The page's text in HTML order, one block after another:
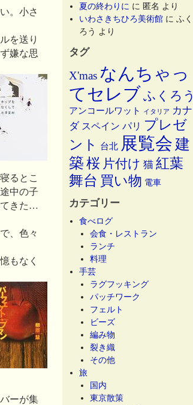
。小さ
を送り
嫌な思
るとこ
中の子
てきた…
、色々
もなく
ーが集
夏の終わりに に匿名 より
いわさきちひろ美術館 にふく
ろう より
タグ
X'mas なんちゃっ
てセレブ ふくろう
アンコールワット イタリア
カナ
ダ スペイン パリ プレゼ
ント
台北 展覧会 建
築桜 片付け 猫 紅葉
舞台 買い物 電車
カテゴリー
食べログ
会食・レストラン
ランチ
料理
手芸
ラグフッキング
パッチワーク
フェルト
ビーズ
編み物
裂き織
その他
旅
国内
東京散策